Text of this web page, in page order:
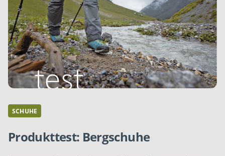
SCHUHE
Produkttest: Bergschuhe